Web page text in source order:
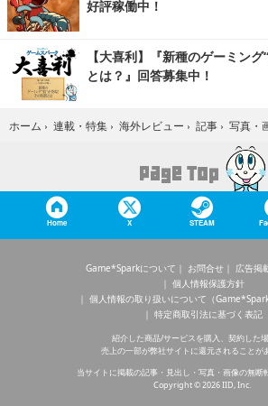
好評稼働中！
【大喜利】『新種のゲーミン
とは？』回答募集中！
ホーム › 連載・特集 › 海外レビュー › 記事 › 写真・
Home X STEAM
Game*Sparkについて お問合せ 広告掲
個人情報保護方針
個人情報の取り扱いについて（Game*Spark
特定商取引法に基づく表記
紹介した商品/サービスを購入、契約した場
売上の一部が弊社サイトに還元されることが
当サイトに掲載の記事・見出し・写真・画像の無断
Copyright © 2026 IID, Inc.